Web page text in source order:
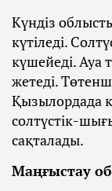
Күндіз
күтіледі.
күшейеді. Ауа
жетеді.
Қызылордада
солтүстік-
сақталады.
Маңғыстау